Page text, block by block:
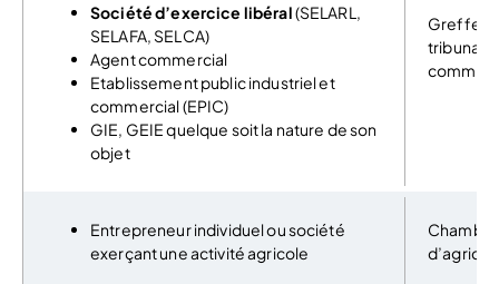
Société d’exercice libéral(SELARL,
SELAFA, SELCA)
Agent commercial
Etablissement public industriel et
commercial (EPIC)
GIE, GEIE quelque soit la nature de son
objet
Greffe
tribunal
Entrepreneur individuel ou société
exerçant une activité agricole
Chambre